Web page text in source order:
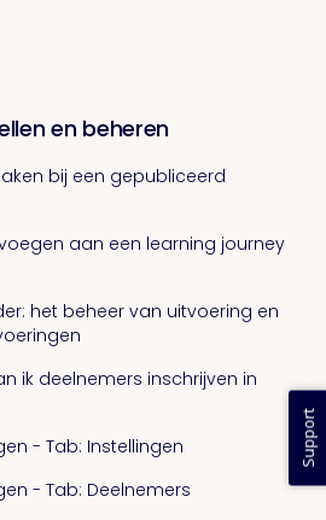
en beheren
bij een gepubliceerd
aan een learning journey
het beheer van uitvoering en
ik deelnemers inschrijven in
- Tab: Instellingen
- Tab: Deelnemers
Support